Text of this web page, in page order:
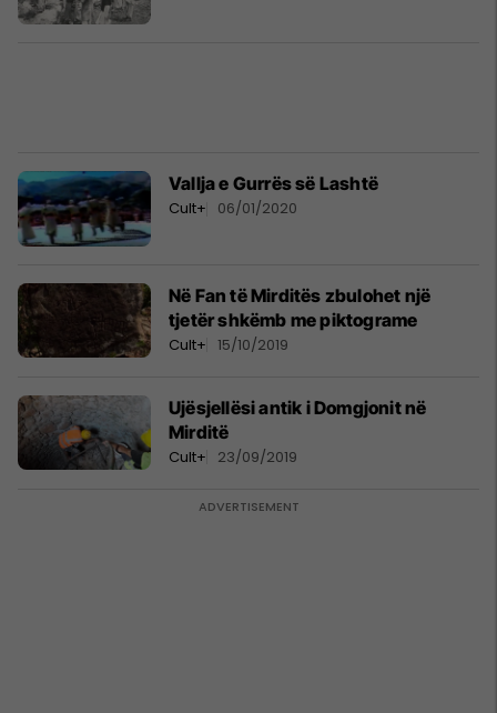
Vallja e Gurrës së Lashtë
Cult+ 06/01/2020
Në Fan të Mirditës zbulohet një
tjetër shkëmb me piktograme
Cult+ 15/10/2019
Ujësjellësi antik i Domgjonit në
Mirditë
Cult+ 23/09/2019